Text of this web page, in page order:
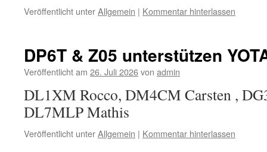
Veröffentlicht unterAllgemein | Kommentar hinterlassen
DP6T & Z05 unterstützen
Veröffentlicht am 26. Juli 2026von admin
DL1XM Rocco, DM4CM Carsten ,
DL7MLP Mathis
Veröffentlicht unterAllgemein | Kommentar hinterlassen